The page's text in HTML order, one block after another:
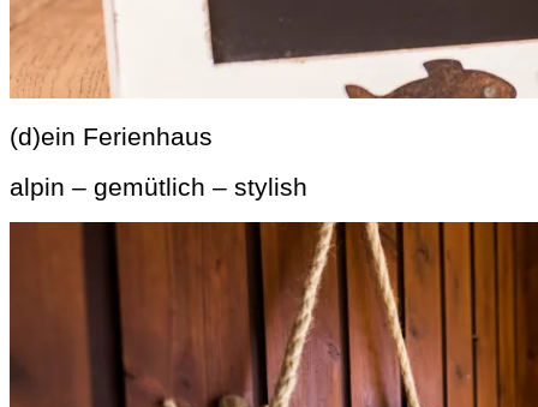
(d)ein Ferienhaus
alpin – gemütlich – stylish